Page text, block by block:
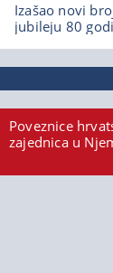
Izašao novi
jubileju 80
Poveznice
zajednica u